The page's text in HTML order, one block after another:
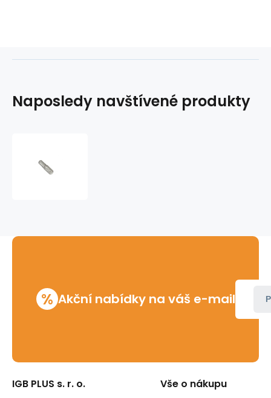
Naposledy navštívené produkty
% Akční nabídky na váš e-mail
IGB PLUS s. r. o. Vše o nákupu